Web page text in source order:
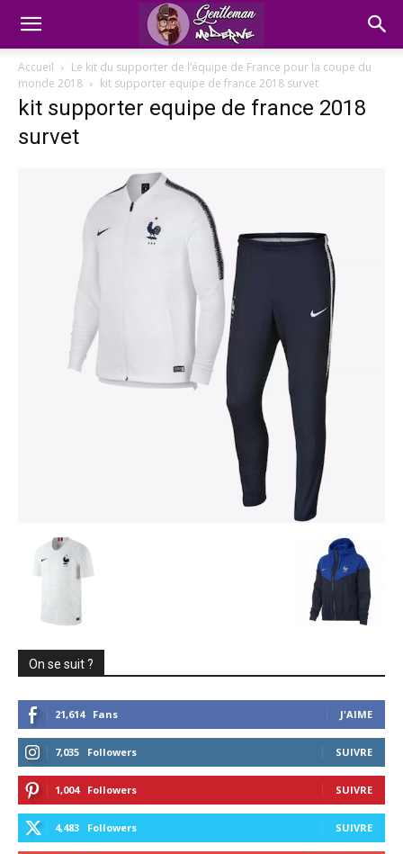
Accueil
Le kit du supporter de l’équipe de France pour la coupe du
monde 2018
kit supporter equipe de france 2018 survet
kit supporter equipe de france 2018
survet
On se suit ?
21,614 Fans J'AIME
7,035 Followers SUIVRE
1,004 Followers SUIVRE
4,483 Followers SUIVRE